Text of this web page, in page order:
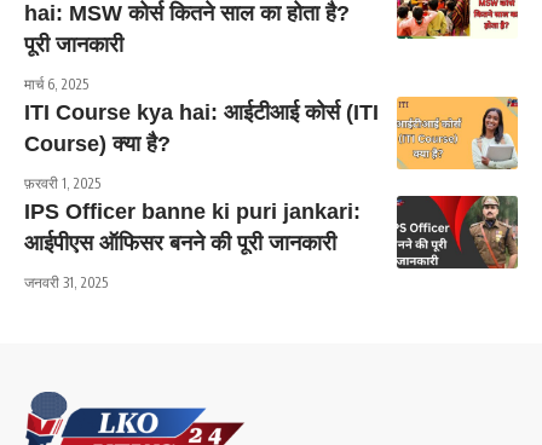
hai: MSW कोर्स कितने साल का होता है?
पूरी जानकारी
मार्च 6, 2025
ITI Course kya hai: आईटीआई कोर्स (ITI
Course) क्या है?
फ़रवरी 1, 2025
IPS Officer banne ki puri jankari:
आईपीएस ऑफिसर बनने की पूरी जानकारी
जनवरी 31, 2025